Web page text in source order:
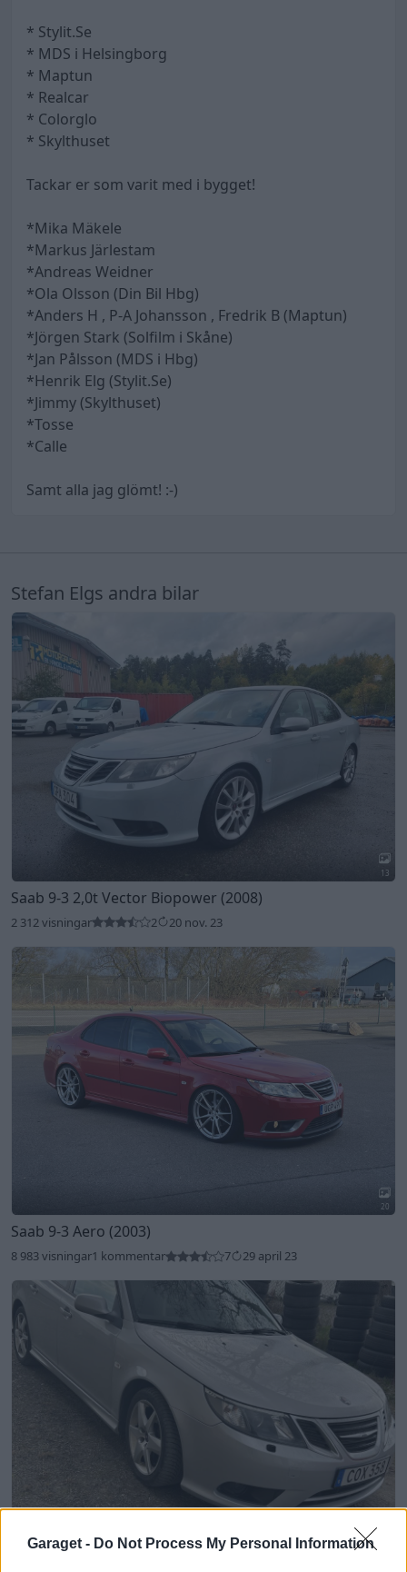
Garaget - Do Not Process My Personal Information
* Stylit.Se
* MDS i Helsingborg
* Maptun
* Realcar
* Colorglo
* Skylthuset
Tackar er som varit med i bygget!
*Mika Mäkele
*Markus Järlestam
*Andreas Weidner
*Ola Olsson (Din Bil Hbg)
*Anders H , P-A Johansson , Fredrik B (Maptun)
*Jörgen Stark (Solfilm i Skåne)
*Jan Pålsson (MDS i Hbg)
*Henrik Elg (Stylit.Se)
*Jimmy (Skylthuset)
*Tosse
*Calle
Samt alla jag glömt! :-)
Stefan Elgs andra bilar
13
Saab 9-3 2,0t Vector Biopower (2008)
2 312 visningar 2 20 nov. 23
20
Saab 9-3 Aero (2003)
8 983 visningar1 kommentar 7 29 april 23